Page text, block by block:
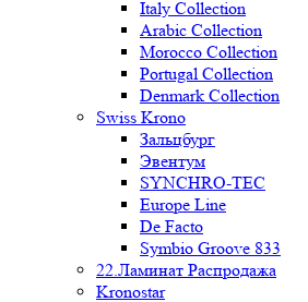
Italy Collection
Arabic Collection
Morocco Collection
Portugal Collection
Denmark Collection
Swiss Krono
Зальцбург
Эвентум
SYNCHRO-TEC
Europe Line
De Facto
Symbio Groove 833
22.Ламинат Распродажа
Kronostar